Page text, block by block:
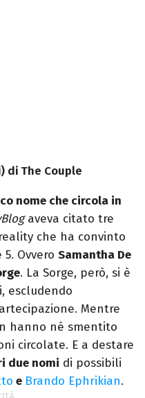
di The Couple
nome che circola in
aveva citato tre
che ha convinto
Ovvero Samantha De
. La Sorge, però, si è
escludendo
Mentre
hanno né smentito
circolate. E a destare
due nomi di possibili
e Brando Ephrikian.